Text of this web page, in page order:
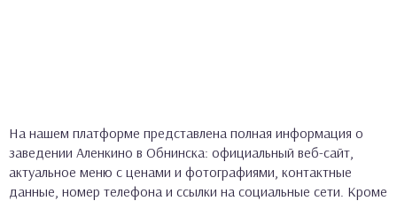
На нашем платформе представлена полная информация о
заведении Аленкино в Обнинска: официальный веб-сайт,
актуальное меню с ценами и фотографиями, контактные
данные, номер телефона и ссылки на социальные сети. Кроме